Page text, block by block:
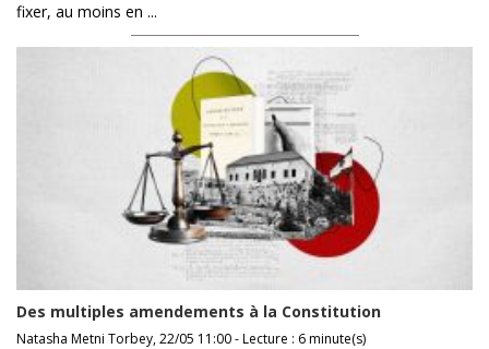
fixer, au moins en ...
Des multiples amendements à la Constitution
Natasha Metni Torbey, 22/05 11:00 - Lecture : 6 minute(s)